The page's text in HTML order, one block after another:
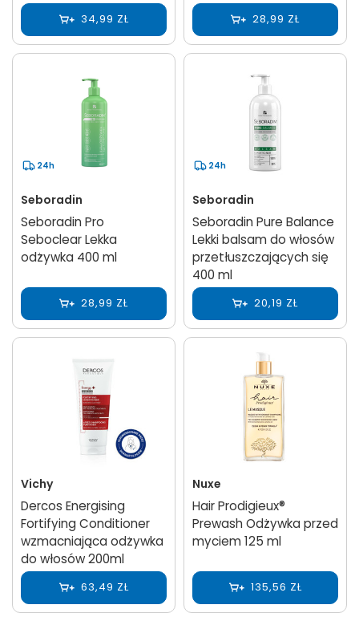
34,99 ZŁ 28,99 ZŁ
24h
Seboradin
Seboradin Pro
Seboclear Lekka
odżywka 400 ml
28,99 ZŁ
24h
Seboradin
Seboradin Pure Balance
Lekki balsam do włosów
przetłuszczających się
400 ml
20,19 ZŁ
Vichy
Dercos Energising
Fortifying Conditioner
wzmacniająca odżywka
do włosów 200ml
63,49 ZŁ
Nuxe
Hair Prodigieux®
Prewash Odżywka przed
myciem 125 ml
135,56 ZŁ